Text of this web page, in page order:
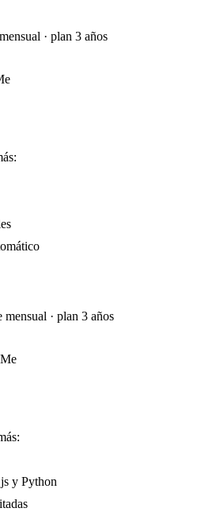
· plan 3 años
mensual · plan 3 años
y Python